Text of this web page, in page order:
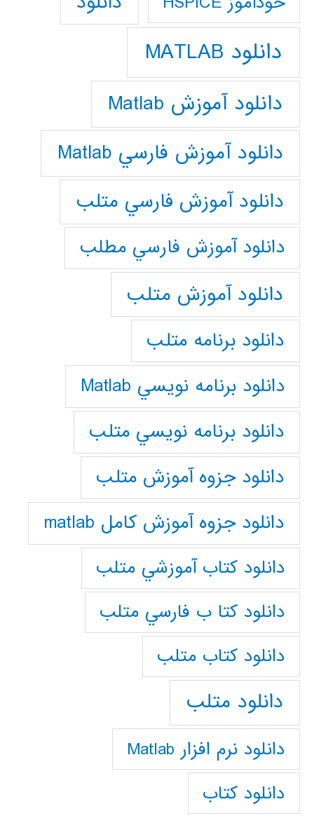
دانلود MATLAB
دانلود آموزش Matlab
دانلود آموزش فارسي Matlab
دانلود آموزش فارسي متلب
دانلود آموزش فارسي مطلب
دانلود آموزش متلب
دانلود برنامه متلب
دانلود برنامه نويسي Matlab
دانلود برنامه نويسي متلب
دانلود جزوه آموزش متلب
دانلود جزوه آموزش کامل matlab
دانلود كتاب آموزشي متلب
دانلود كتا ب فارسي متلب
دانلود كتاب متلب
دانلود متلب
دانلود نرم افزار Matlab
دانلود کتاب